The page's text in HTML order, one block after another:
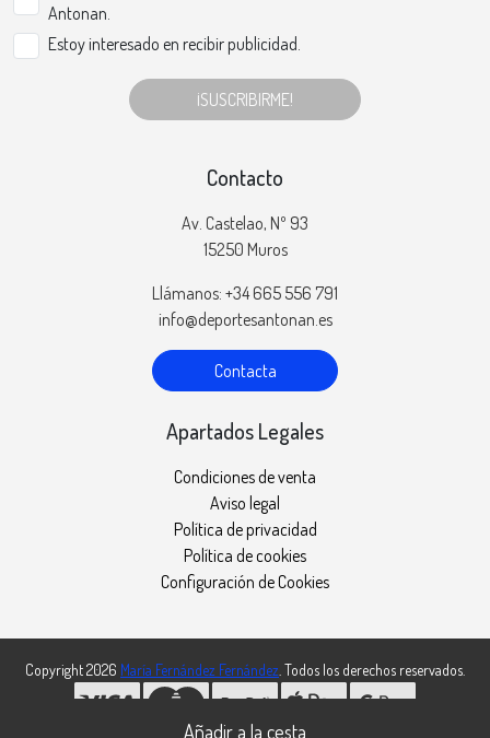
Antonan.
Estoy interesado en recibir publicidad.
¡SUSCRIBIRME!
Contacto
Av. Castelao, Nº 93
15250 Muros
Llámanos: +34 665 556 791
info@deportesantonan.es
Contacta
Apartados Legales
Condiciones de venta
Aviso legal
Política de privacidad
Política de cookies
Configuración de Cookies
Copyright 2026 María Fernández Fernández . Todos los derechos reservados.